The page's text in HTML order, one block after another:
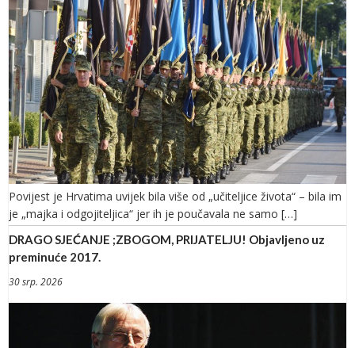
Povijest je Hrvatima uvijek bila više od „učiteljice života“ – bila im
je „majka i odgojiteljica“ jer ih je poučavala ne samo […]
DRAGO SJEĆANJE ;ZBOGOM, PRIJATELJU! Objavljeno uz
preminuće 2017.
30 srp. 2026